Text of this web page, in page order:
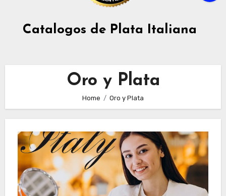
Catalogos de Plata Italiana
Oro y Plata
Home Oro y Plata